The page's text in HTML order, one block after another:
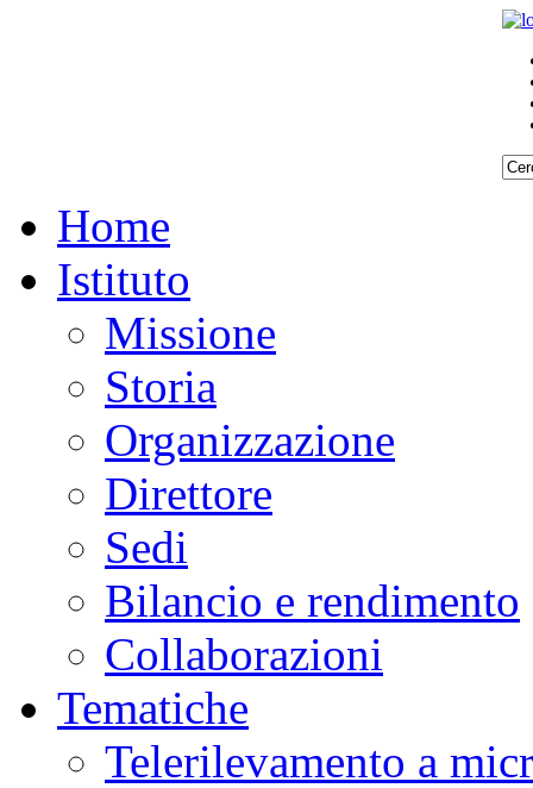
Home
Istituto
Missione
Storia
Organizzazione
Direttore
Sedi
Bilancio e rendimento
Collaborazioni
Tematiche
Telerilevamento a